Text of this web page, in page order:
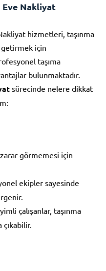
Eve Nakliyat
hizmetleri, taşınma
için
taşıma
bulunmaktadır.
sürecinde nelere dikkat
zarar görmemesi için
ekipler sayesinde
çalışanlar, taşınma